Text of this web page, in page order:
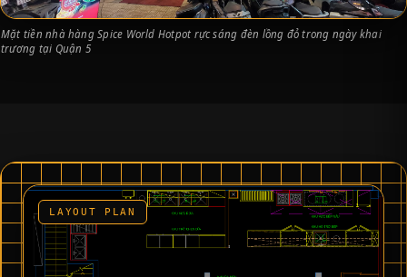
Mặt tiền nhà hàng Spice World Hotpot rực sáng đèn lồng đỏ trong ngày khai
trương tại Quận 5
LAYOUT PLAN